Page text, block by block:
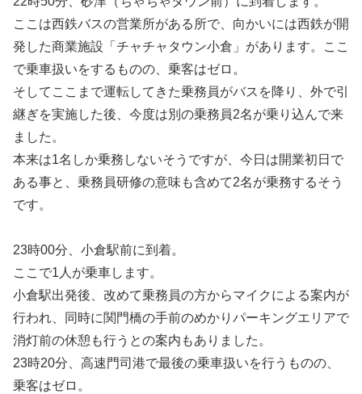
ここは西鉄バスの営業所がある所で、向かいには西鉄が開
発した商業施設「チャチャタウン小倉」があります。ここ
で乗車扱いをするものの、乗客はゼロ。
そしてここまで運転してきた乗務員がバスを降り、外で引
継ぎを実施した後、今度は別の乗務員2名が乗り込んで来
ました。
本来は1名しか乗務しないそうですが、今日は開業初日で
ある事と、乗務員研修の意味も含めて2名が乗務するそう
です。
23時00分、小倉駅前に到着。
ここで1人が乗車します。
小倉駅出発後、改めて乗務員の方からマイクによる案内が
行われ、同時に関門橋の手前のめかりパーキングエリアで
消灯前の休憩も行うとの案内もありました。
23時20分、高速門司港で最後の乗車扱いを行うものの、
乗客はゼロ。